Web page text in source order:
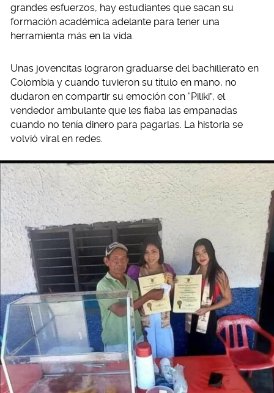
grandes esfuerzos, hay estudiantes que sacan su
formación académica adelante para tener una
herramienta más en la vida.
Unas jovencitas lograron graduarse del bachillerato en
Colombia y cuando tuvieron su título en mano, no
dudaron en compartir su emoción con “Piliki”, el
vendedor ambulante que les fiaba las empanadas
cuando no tenía dinero para pagarlas. La historia se
volvió viral en redes.